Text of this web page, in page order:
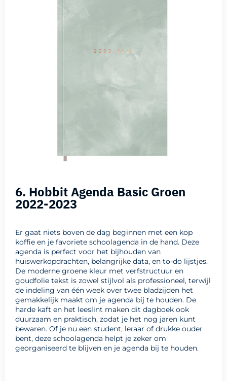
6. Hobbit Agenda Basic Groen
2022-2023
Er gaat niets boven de dag beginnen met een kop
koffie en je favoriete schoolagenda in de hand. Deze
agenda is perfect voor het bijhouden van
huiswerkopdrachten, belangrijke data, en to-do lijstjes.
De moderne groene kleur met verfstructuur en
goudfolie tekst is zowel stijlvol als professioneel, terwijl
de indeling van één week over twee bladzijden het
gemakkelijk maakt om je agenda bij te houden. De
harde kaft en het leeslint maken dit dagboek ook
duurzaam en praktisch, zodat je het nog jaren kunt
bewaren. Of je nu een student, leraar of drukke ouder
bent, deze schoolagenda helpt je zeker om
georganiseerd te blijven en je agenda bij te houden.